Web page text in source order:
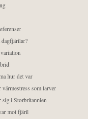
hur det var
som larver
sig i Storbritannien
mot fjäril